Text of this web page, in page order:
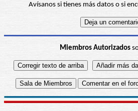
Avísanos si tienes más datos o si
Miembros Autorizados